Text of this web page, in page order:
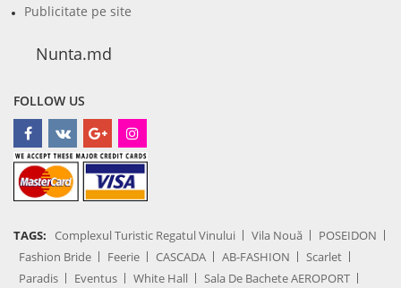
Publicitate pe site
Nunta.md
FOLLOW US
TAGS: Complexul Turistic Regatul Vinului Vila Nouă
POSEIDON
Fashion Bride
Feerie CASCADA AB-FASHION
Scarlet
Paradis
Eventus White Hall
Sala De Bachete AEROPORT